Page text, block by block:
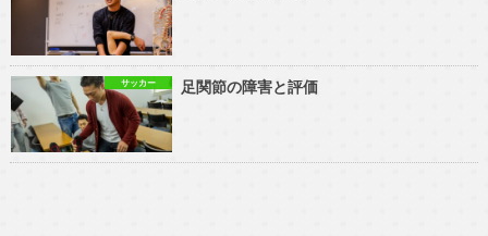
サッカー 足関節の障害と評価